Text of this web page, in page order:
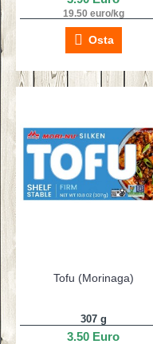
19.50 euro/kg
Osta
Tofu (Morinaga)
307 g
3.50 Euro